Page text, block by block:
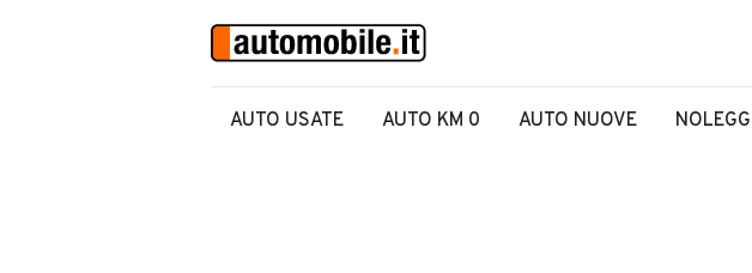
AUTO USATE AUTO KM 0 AUTO NUOVE